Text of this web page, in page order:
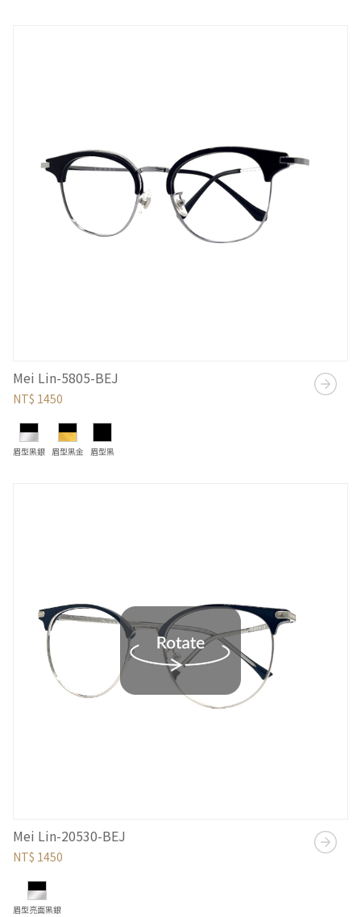
Mei Lin-5805-BEJ
NT$ 1450
眉型黑銀 眉型黑金 眉型黑
Mei Lin-20530-BEJ
NT$ 1450
眉型亮面黑銀